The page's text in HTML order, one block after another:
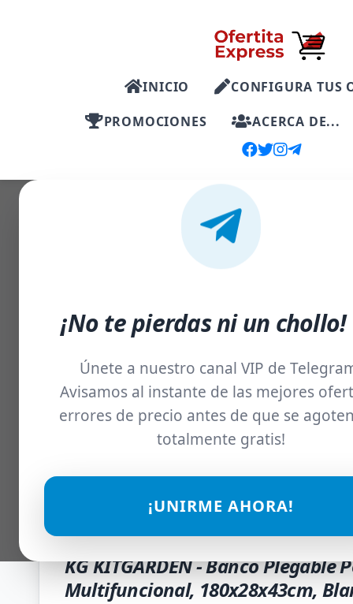
INICIO
CONFIGURA TUS
PROMOCIONES
ACERCA DE...
¡No te pierdas ni un
Únete a nuestro canal VIP de
Avisamos al instante de las mejores
errores de precio antes de que se
totalmente gratis!
¡UNIRME AHORA!
KG KITGARDEN - Banco Plegable
Multifuncional, 180x28x43cm,